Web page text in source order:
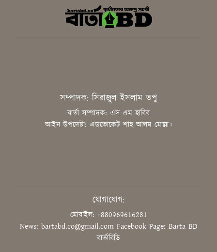
কর্মশালা অনুষ্ঠিত
সাংবাদিককে হয়রানির অভিযোগ,
নিরপেক্ষ তদন্ত চাইলেন কাপাসিয়ার
গণমাধ্যমকর্মীরা
‘গণভোটের রায় সম্মান করুন, সংবিধান
সংস্কার কমিশন গঠন করুন’
সম্পাদক: সিরাজুল ইসলাম তপু
বার্তা সম্পাদক: এস এম হাবিব
আইন উপদেষ্টা: এডভোকেট শাহ আলম মোল্লা।
যোগাযোগ:
মোবাইল: +880969616281
News: bartabd.co@gmail.com Facebook Page: Barta BD
বার্তাবিডি